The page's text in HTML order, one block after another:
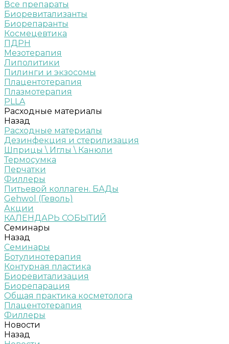
Все препараты
Биоревитализанты
Биорепаранты
Космецевтика
ПДРН
Мезотерапия
Липолитики
Пилинги и экзосомы
Плацентотерапия
Плазмотерапия
PLLA
Расходные материалы
Назад
Расходные материалы
Дезинфекция и стерилизация
Шприцы \ Иглы \ Канюли
Термосумка
Перчатки
Филлеры
Питьевой коллаген. БАДы
Gehwol (Геволь)
Акции
КАЛЕНДАРЬ СОБЫТИЙ
Семинары
Назад
Семинары
Ботулинотерапия
Контурная пластика
Биоревитализация
Биорепарация
Общая практика косметолога
Плацентотерапия
Филлеры
Новости
Назад